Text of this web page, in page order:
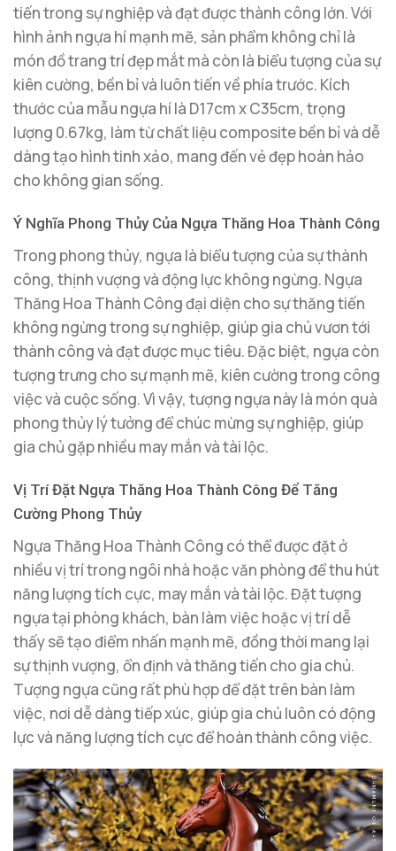
tiến trong sự nghiệp và đạt được thành công lớn. Với
hình ảnh ngựa hí mạnh mẽ, sản phẩm không chỉ là
món đồ trang trí đẹp mắt mà còn là biểu tượng của sự
kiên cường, bền bỉ và luôn tiến về phía trước. Kích
thước của mẫu ngựa hí là D17cm x C35cm, trọng
lượng 0.67kg, làm từ chất liệu composite bền bỉ và dễ
dàng tạo hình tinh xảo, mang đến vẻ đẹp hoàn hảo
cho không gian sống.
Ý Nghĩa Phong Thủy Của Ngựa Thăng Hoa Thành Công
Trong phong thủy, ngựa là biểu tượng của sự thành
công, thịnh vượng và động lực không ngừng. Ngựa
Thăng Hoa Thành Công đại diện cho sự thăng tiến
không ngừng trong sự nghiệp, giúp gia chủ vươn tới
thành công và đạt được mục tiêu. Đặc biệt, ngựa còn
tượng trưng cho sự mạnh mẽ, kiên cường trong công
việc và cuộc sống. Vì vậy, tượng ngựa này là món quà
phong thủy lý tưởng để chúc mừng sự nghiệp, giúp
gia chủ gặp nhiều may mắn và tài lộc.
Vị Trí Đặt Ngựa Thăng Hoa Thành Công Để Tăng
Cường Phong Thủy
Ngựa Thăng Hoa Thành Công có thể được đặt ở
nhiều vị trí trong ngôi nhà hoặc văn phòng để thu hút
năng lượng tích cực, may mắn và tài lộc. Đặt tượng
ngựa tại phòng khách, bàn làm việc hoặc vị trí dễ
thấy sẽ tạo điểm nhấn mạnh mẽ, đồng thời mang lại
sự thịnh vượng, ổn định và thăng tiến cho gia chủ.
Tượng ngựa cũng rất phù hợp để đặt trên bàn làm
việc, nơi dễ dàng tiếp xúc, giúp gia chủ luôn có động
lực và năng lượng tích cực để hoàn thành công việc.